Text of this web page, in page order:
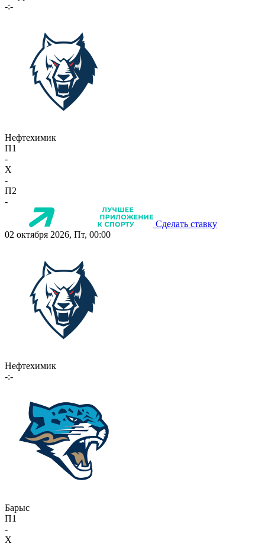
-:-
Нефтехимик
П1
-
X
-
П2
-
Сделать ставку
02 октября 2026, Пт, 00:00
Нефтехимик
-:-
Барыс
П1
-
X